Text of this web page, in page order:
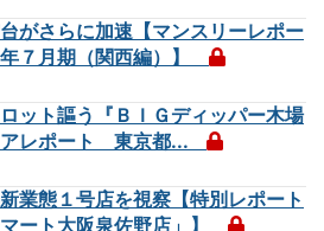
がさらに加速【マンスリーレポー
年７月期（関西編）】
ット謳う『ＢＩＧディッパー木場
アレポート 東京都...
業態１号店を視察【特別レポート
マート大阪泉佐野店」】